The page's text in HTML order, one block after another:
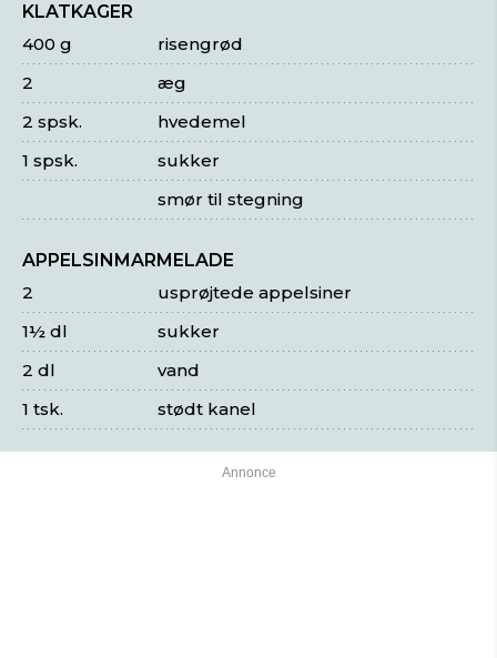
KLATKAGER
risengrød
400 g
æg
2
hvedemel
2 spsk.
sukker
1 spsk.
smør til stegning
APPELSINMARMELADE
usprøjtede appelsiner
2
sukker
1½ dl
vand
2 dl
stødt kanel
1 tsk.